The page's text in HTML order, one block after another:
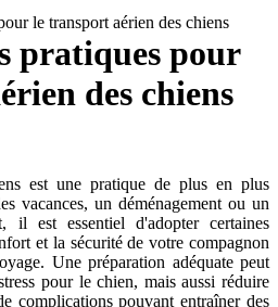
le transport aérien des chiens
pratiques pour
des chiens
est une pratique de plus en plus
vacances, un déménagement ou un
il est essentiel d'adopter certaines
et la sécurité de votre compagnon
Une préparation adéquate peut
pour le chien, mais aussi réduire
complications pouvant entraîner des